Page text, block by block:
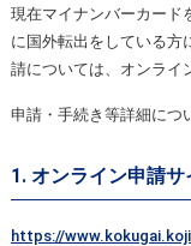
現在マイナンバーカード
に国外転出をしている方
請については、オンライ
申請・手続き等詳細につ
1. オンライン申請サ
https://